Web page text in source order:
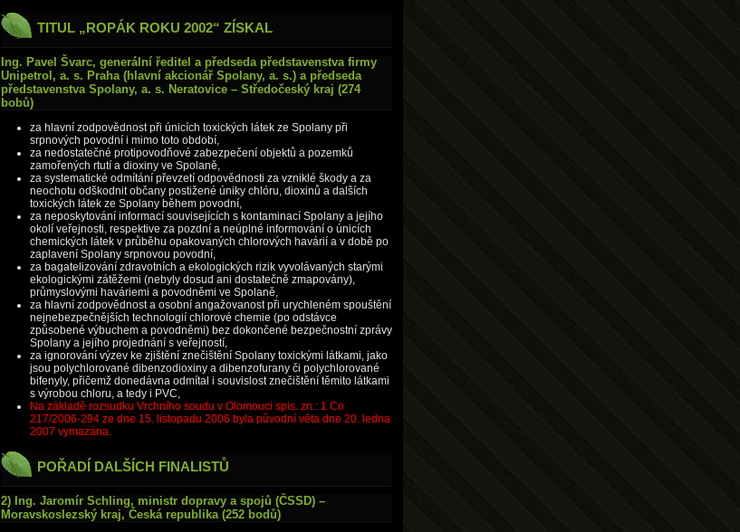
TITUL „ROPÁK ROKU 2002“ ZÍSKAL
Ing. Pavel Švarc, generální ředitel a předseda představenstva firmy
Unipetrol, a. s. Praha (hlavní akcionář Spolany, a. s.) a předseda
představenstva Spolany, a. s. Neratovice – Středočeský kraj (274
bobů)
za hlavní zodpovědnost při únicích toxických látek ze Spolany při
srpnových povodní i mimo toto období,
za nedostatečné protipovodňové zabezpečení objektů a pozemků
zamořených rtutí a dioxiny ve Spolaně,
za systematické odmítání převzetí odpovědnosti za vzniklé škody a za
neochotu odškodnit občany postižené úniky chlóru, dioxinů a dalších
toxických látek ze Spolany během povodní,
za neposkytování informací souvisejících s kontaminací Spolany a jejího
okolí veřejnosti, respektive za pozdní a neúplné informování o únicích
chemických látek v průběhu opakovaných chlorových havárií a v době po
zaplavení Spolany srpnovou povodní,
za bagatelizování zdravotních a ekologických rizik vyvolávaných starými
ekologickými zátěžemi (nebyly dosud ani dostatečně zmapovány),
průmyslovými haváriemi a povodněmi ve Spolaně,
za hlavní zodpovědnost a osobní angažovanost při urychleném spouštění
nejnebezpečnějších technologií chlorové chemie (po odstávce
způsobené výbuchem a povodněmi) bez dokončené bezpečnostní zprávy
Spolany a jejího projednání s veřejností,
za ignorování výzev ke zjištění znečištění Spolany toxickými látkami, jako
jsou polychlorované dibenzodioxiny a dibenzofurany či polychlorované
bifenyly, přičemž donedávna odmítal i souvislost znečištění těmito látkami
s výrobou chloru, a tedy i PVC,
Na základě rozsudku Vrchního soudu v Olomouci spis. zn.: 1 Co
217/2006-294 ze dne 15. listopadu 2006 byla původní věta dne 20. ledna
2007 vymazána.
POŘADÍ DALŠÍCH FINALISTŮ
2) Ing. Jaromír Schling, ministr dopravy a spojů (ČSSD) –
Moravskoslezský kraj, Česká republika (252 bodů)